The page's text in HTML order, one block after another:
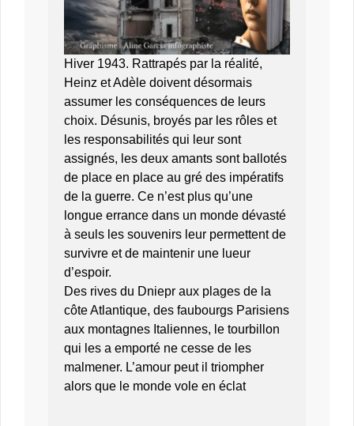
Hiver 1943. Rattrapés par la réalité,
Heinz et Adèle doivent désormais
assumer les conséquences de leurs
choix. Désunis, broyés par les rôles et
les responsabilités qui leur sont
assignés, les deux amants sont ballotés
de place en place au gré des impératifs
de la guerre. Ce n’est plus qu’une
longue errance dans un monde dévasté
à seuls les souvenirs leur permettent de
survivre et de maintenir une lueur
d’espoir.
Des rives du Dniepr aux plages de la
côte Atlantique, des faubourgs Parisiens
aux montagnes Italiennes, le tourbillon
qui les a emporté ne cesse de les
malmener. L’amour peut il triompher
alors que le monde vole en éclat